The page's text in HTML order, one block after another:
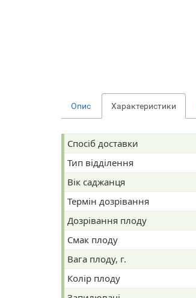
Опис
Спосіб доставки
Тип відділення
Вік саджанця
Термін дозрівання
Вага плоду, г.
Колір плоду